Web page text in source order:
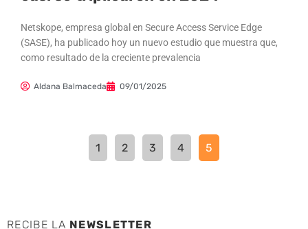
Netskope, empresa global en Secure Access Service Edge
(SASE), ha publicado hoy un nuevo estudio que muestra que,
como resultado de la creciente prevalencia
Aldana Balmaceda 09/01/2025
1 2 3 4 5
RECIBE LA NEWSLETTER